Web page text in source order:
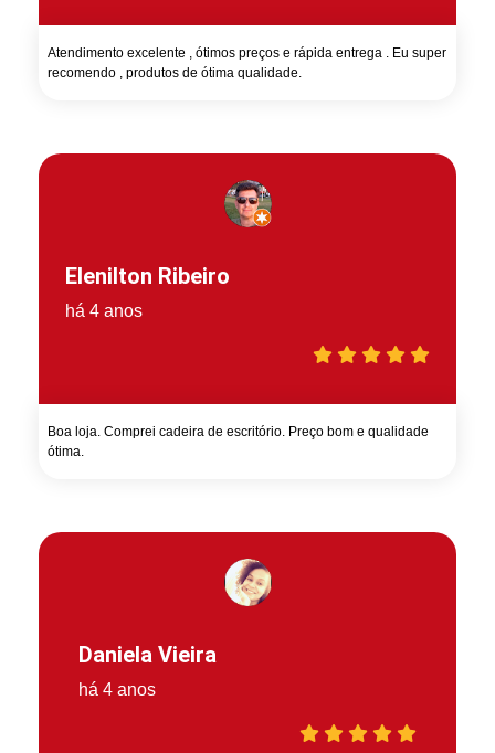
Atendimento excelente , ótimos preços e rápida entrega . Eu super
recomendo , produtos de ótima qualidade.
Elenilton Ribeiro
há 4 anos
Boa loja. Comprei cadeira de escritório. Preço bom e qualidade
ótima.
Daniela Vieira
há 4 anos